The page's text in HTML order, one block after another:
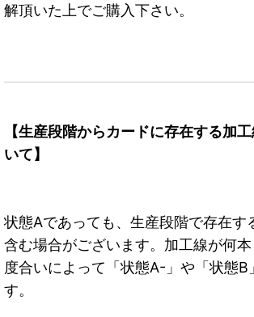
解頂いた上でご購入下さい。
【生産段階からカードに存在する加
いて】
状態Aであっても、生産段階で存在す
含む場合がございます。加工線が何
度合いによって「状態A-」や「状態B
す。